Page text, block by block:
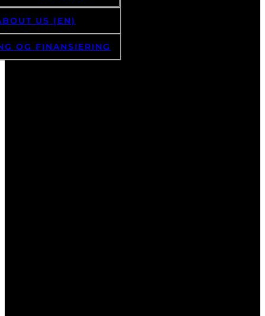
US (EN)
OG FINANSIERING